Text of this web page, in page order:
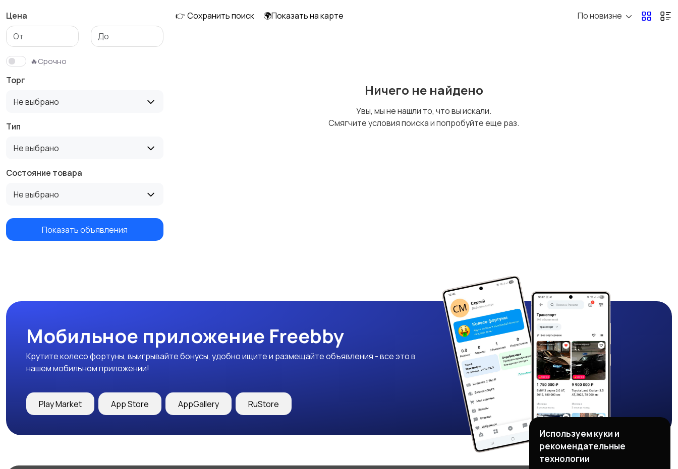
Цена
🔥Срочно
Торг
Не выбрано
Тип
Не выбрано
Состояние товара
Не выбрано
Показать объявления
👉 Сохранить поиск 🌍Показать на карте По новизне
Ничего не найдено
Увы, мы не нашли то, что вы искали.
Смягчите условия поиска и попробуйте еще раз.
Мобильное приложение Freebby
Крутите колесо фортуны, выигрывайте бонусы, удобно ищите и размещайте объявления - все это в
нашем мобильном приложении!
Play Market App Store AppGallery RuStore
Используем куки и
рекомендательные
технологии